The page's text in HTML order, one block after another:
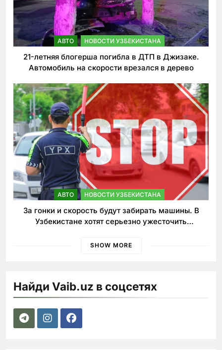
АВТО НОВОСТИ УЗБЕКИСТАНА
21-летняя блогерша погибла в ДТП в Джизаке.
Автомобиль на скорости врезался в дерево
АВТО НОВОСТИ УЗБЕКИСТАНА
За гонки и скорость будут забирать машины. В
Узбекистане хотят серьезно ужесточить
SHOW MORE
Найди Vaib.uz в соцсетях